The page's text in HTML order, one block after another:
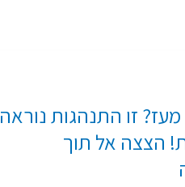
זו התנהגות נוראה
הצצה אל תוך